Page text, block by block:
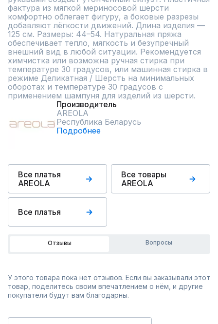
фактура из мягкой мериносовой шерсти
комфортно облегает фигуру, а боковые разрезы
добавляют лёгкости движений. Длина изделия —
125 см. Размеры: 44–54. Натуральная пряжа
обеспечивает тепло, мягкость и безупречный
внешний вид в любой ситуации. Рекомендуется
химчистка или возможна ручная стирка при
температуре 30 градусов, или машинная стирка в
режиме Деликатная / Шерсть на минимальных
оборотах и температуре 30 градусов с
применением шампуня для изделий из шерсти.
Производитель
AREOLA
Республика Беларусь
Подробнее
Все платья
AREOLA
Все товары
AREOLA
Все платья
Отзывы Вопросы
У этого товара пока нет отзывов. Если вы заказывали этот
товар, поделитесь своим впечатлением о нём, и другие
покупатели будут вам благодарны.